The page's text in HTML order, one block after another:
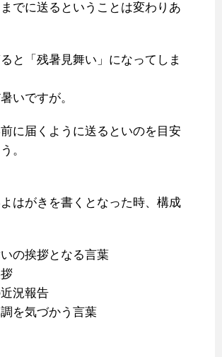
でに送るということは変わりあ
と「残暑見舞い」になってしま
いですが。
に届くように送るといのを目安
。
はがきを書くとなった時、構成
の挨拶となる言葉
況報告
を気づかう言葉